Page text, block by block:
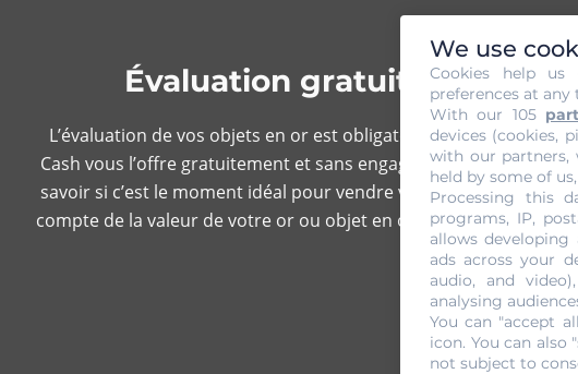
Évaluation gratuite et sans
L’évaluation de vos objets en or est obligatoire chez Gold Or
Cash vous l’offre gratuitement et sans engagement. Le but est
savoir si c’est le moment idéal pour vendre votre or. De notre
compte de la valeur de votre or ou objet en or. Cette opération
We use
Cookies help us
preferences at any
With our 105
devices (cookies,
with our partners,
held by some of
Processing this
programs, IP,
allows
ads across your
audio, and
analysing
You can "accept
icon. You can
not subject to